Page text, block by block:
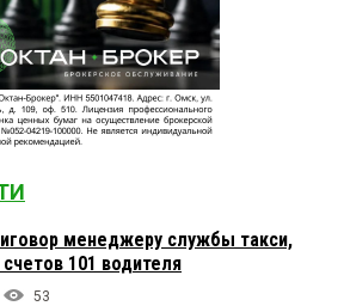
менеджеру службы такси,
101 водителя
53